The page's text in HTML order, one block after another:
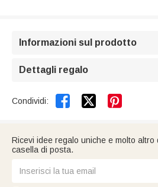
Informazioni sul prodotto
Dettagli regalo
Condividi:  
Ricevi idee regalo uniche e molto altro
casella di posta.